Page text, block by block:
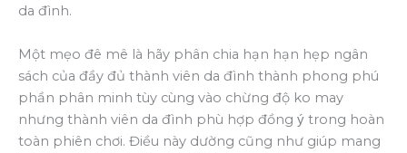
da đình.
Một mẹo đê mê là hãy phân chia hạn hạn hẹp ngân
sách của đầy đủ thành viên da đình thành phong phú
phần phân minh tùy cùng vào chừng độ ko may
nhưng thành viên da đình phù hợp đồng ý trong hoàn
toàn phiên chơi. Điều này dường cũng như giúp mang